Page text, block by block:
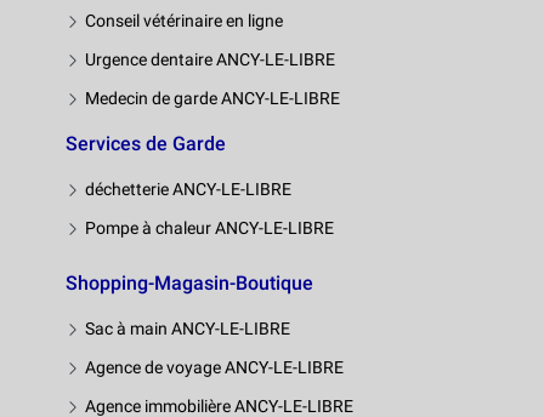
Conseil vétérinaire en ligne
Urgence dentaire ANCY-LE-LIBRE
Medecin de garde ANCY-LE-LIBRE
Services de Garde
déchetterie ANCY-LE-LIBRE
Pompe à chaleur ANCY-LE-LIBRE
Shopping-Magasin-Boutique
Sac à main ANCY-LE-LIBRE
Agence de voyage ANCY-LE-LIBRE
Agence immobilière ANCY-LE-LIBRE